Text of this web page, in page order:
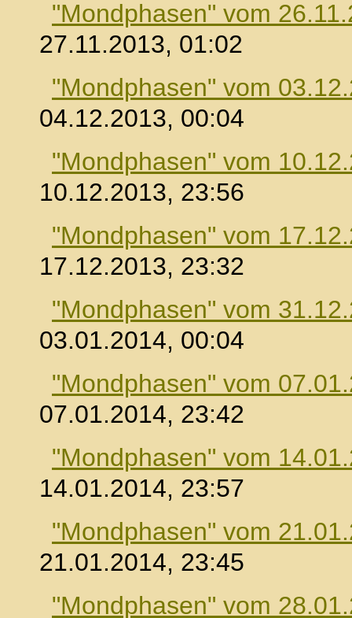
"Mondphasen" vom
27.11.2013, 01:02
"Mondphasen" vom
04.12.2013, 00:04
"Mondphasen" vom
10.12.2013, 23:56
"Mondphasen" vom
17.12.2013, 23:32
"Mondphasen" vom
03.01.2014, 00:04
"Mondphasen" vom
07.01.2014, 23:42
"Mondphasen" vom
14.01.2014, 23:57
"Mondphasen" vom
21.01.2014, 23:45
"Mondphasen" vom